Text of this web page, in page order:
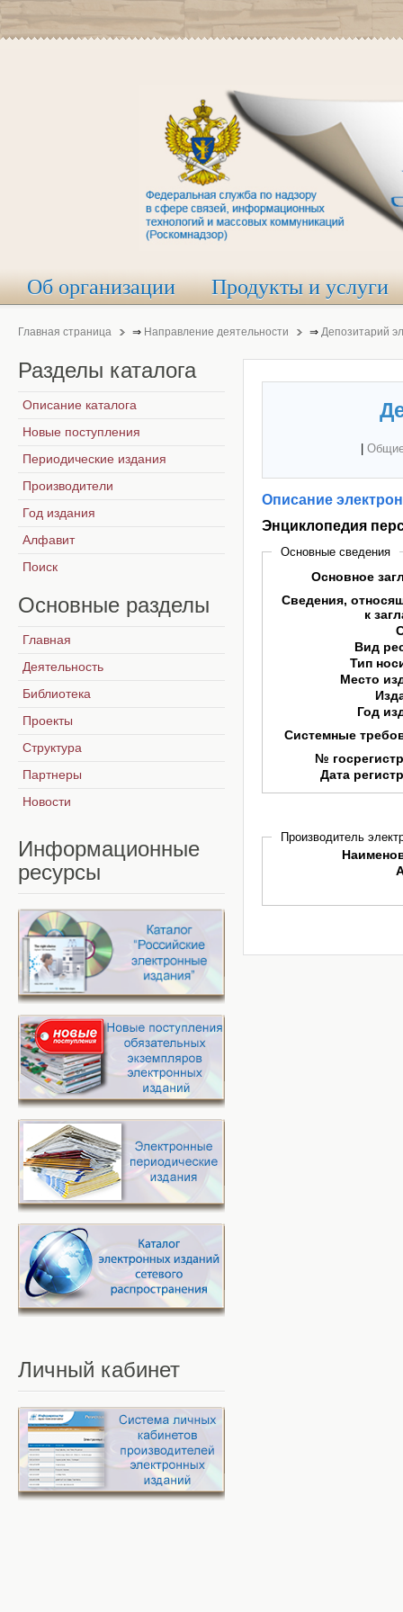
Об организации Продукты и услуги
Главная страница ⇒ Направление деятельности ⇒ Депозитарий
Описание
Энциклопедия
Основные сведения
Основное
Сведения,
к
Вид
Тип
Место
Год
Системные
№
Дата
Производитель
Разделы каталога
Описание каталога
Новые поступления
Периодические издания
Производители
Год издания
Алфавит
Поиск
Основные разделы
Главная
Деятельность
Библиотека
Проекты
Структура
Партнеры
Новости
Информационные
ресурсы
Личный кабинет